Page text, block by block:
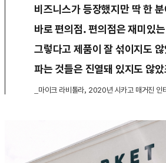
비즈니스가 등장했지만 딱 한
바로 편의점. 편의점은 재미있
그렇다고 제품이 잘 섞이지도
파는 것들은 진열돼 있지도 않
_마이크 라비톨라, 2020년 시카고 매거진 인